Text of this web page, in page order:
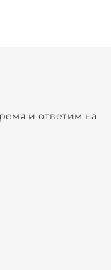
хром
и ответим на